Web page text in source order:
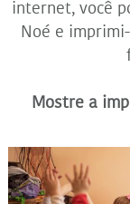
internet, você
Noé e
Mostre a